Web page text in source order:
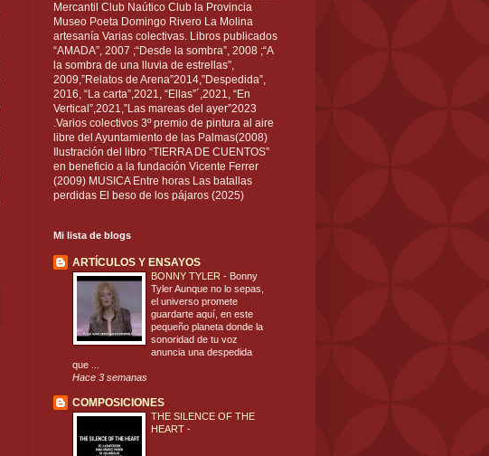
Mercantil Club Naútico Club la Provincia
Museo Poeta Domingo Rivero La Molina
artesanía Varias colectivas. Libros publicados
“AMADA”, 2007 ;“Desde la sombra”, 2008 ;“A
la sombra de una lluvia de estrellas”,
2009,”Relatos de Arena”2014,”Despedida”,
2016, “La carta”,2021, “Ellas”´,2021, “En
Vertical”,2021,”Las mareas del ayer”2023
.Varios colectivos 3º premio de pintura al aire
libre del Ayuntamiento de las Palmas(2008)
Ilustración del libro “TIERRA DE CUENTOS”
en beneficio a la fundación Vicente Ferrer
(2009) MUSICA Entre horas Las batallas
perdidas El beso de los pájaros (2025)
Mi lista de blogs
ARTÍCULOS Y ENSAYOS
BONNY TYLER - Bonny
Tyler Aunque no lo sepas,
el universo promete
guardarte aquí, en este
pequeño planeta donde la
sonoridad de tu voz
anuncia una despedida
que ...
Hace 3 semanas
COMPOSICIONES
THE SILENCE OF THE
HEART -